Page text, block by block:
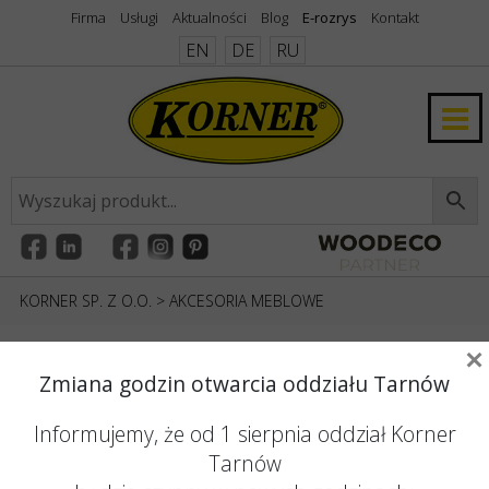
Firma Usługi Aktualności Blog E-rozrys Kontakt
EN DE RU
KORNER SP. Z O.O. > AKCESORIA MEBLOWE
Aby spełnić oczekiwania klientów, w
asortymencie naszych hurtowni znajduje się
szeroki wybór solidnie wykonanych akcesoriów
Zmiana godzin otwarcia oddziału Tarnów
Informujemy, że od 1 sierpnia oddział Korner
Tarnów
×